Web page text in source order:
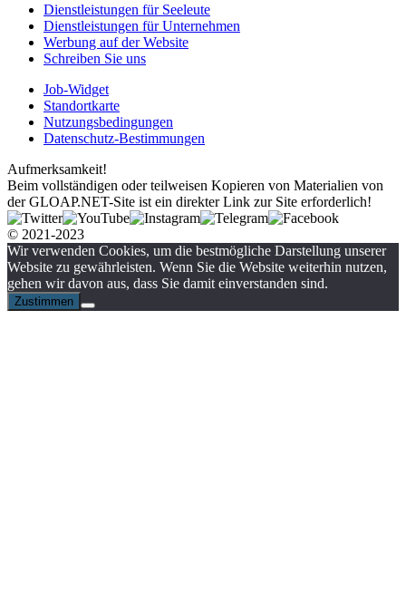
Dienstleistungen für Seeleute
Dienstleistungen für Unternehmen
Werbung auf der Website
Schreiben Sie uns
Job-Widget
Standortkarte
Nutzungsbedingungen
Datenschutz-Bestimmungen
Aufmerksamkeit!
Beim vollständigen oder teilweisen Kopieren von Materialien von
der GLOAP.NET-Site ist ein direkter Link zur Site erforderlich!
© 2021-2023
Wir verwenden Cookies, um die bestmögliche Darstellung unserer
Website zu gewährleisten. Wenn Sie die Website weiterhin nutzen,
gehen wir davon aus, dass Sie damit einverstanden sind.
Zustimmen